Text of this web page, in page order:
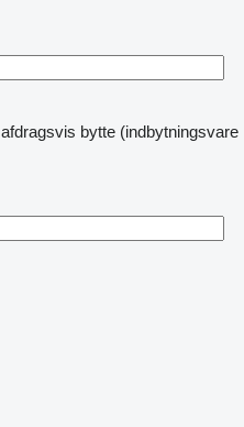
afdragsvis bytte (indbytningsvare